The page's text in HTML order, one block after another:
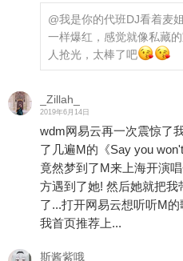
@我是你的代班DJ看着麦
一样爆红，感觉就像私藏
人抢光，太棒了吧
_Zillah_
2019年6月14日
wdm网易云再一次震惊了
了几遍M的《Say you
竟然梦到了M来上海开演
方遇到了她! 然后她就把
了...打开网易云想听听M
我首页推荐上...
斯酱紫哦